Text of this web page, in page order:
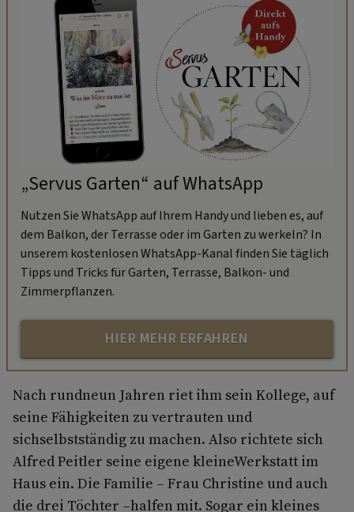
„Servus Garten“ auf WhatsApp
Nutzen Sie WhatsApp auf Ihrem Handy und lieben es, auf
dem Balkon, der Terrasse oder im Garten zu werkeln? In
unserem kostenlosen WhatsApp-Kanal finden Sie täglich
Tipps und Tricks für Garten, Terrasse, Balkon- und
Zimmerpflanzen.
HIER MEHR ERFAHREN
Nach rundneun Jahren riet ihm sein Kollege, auf
seine Fähigkeiten zu vertrauten und
sichselbstständig zu machen. Also richtete sich
Alfred Peitler seine eigene kleineWerkstatt im
Haus ein. Die Familie – Frau Christine und auch
die drei Töchter –halfen mit. Sogar ein kleines